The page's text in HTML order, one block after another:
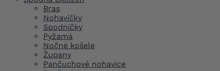
Bras
Nohavičky
Spodničky
Pyžamá
Nočné košele
Župany
Pančuchové nohavice